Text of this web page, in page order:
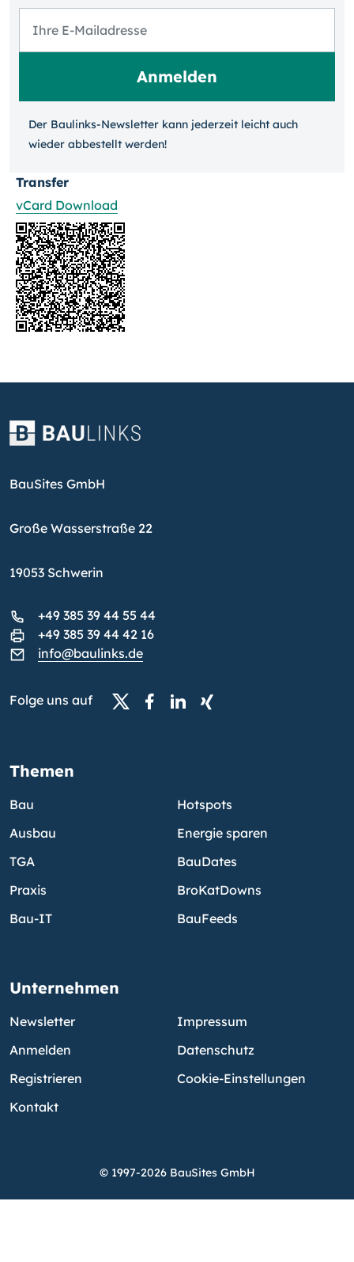
Der Baulinks-Newsletter kann jeder­zeit leicht auch
wieder ab­bestellt werden!
Transfer
vCard Download
BauSites GmbH
Große Wasserstraße 22
19053 Schwerin
+49 385 39 44 55 44
+49 385 39 44 42 16
info@baulinks.de
Folge uns auf
Themen
Bau
Ausbau
TGA
Praxis
Bau-IT
Hotspots
Energie sparen
BauDates
BroKatDowns
BauFeeds
Unternehmen
Newsletter
Anmelden
Registrieren
Kontakt
Impressum
Datenschutz
Cookie-Einstellungen
© 1997-2026 BauSites GmbH